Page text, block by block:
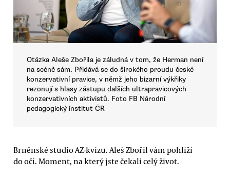
Otázka Aleše Zbořila je záludná v tom, že Herman není
na scéně sám. Přidává se do širokého proudu české
konzervativní pravice, v němž jeho bizarní výkřiky
rezonují s hlasy zástupu dalších ultrapravicových
konzervativních aktivistů. Foto FB Národní
pedagogický institut ČR
Brněnské studio AZ-kvízu. Aleš Zbořil vám pohlíží
do očí. Moment, na který jste čekali celý život.